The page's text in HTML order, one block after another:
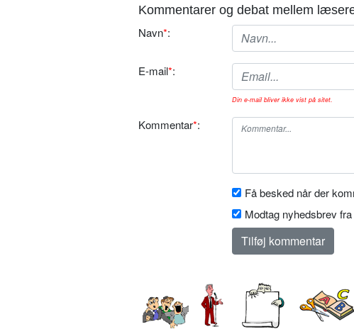
Kommentarer og debat mellem
Navn*:
E-mail*:
Din e-mail bliver ikke vist på sitet.
Kommentar*:
Få besked når der
Modtag nyhedsbrev